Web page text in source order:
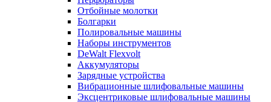
Отбойные молотки
Болгарки
Полировальные машины
Наборы инструментов
DeWalt Flexvolt
Аккумуляторы
Зарядные устройства
Вибрационные шлифовальные машины
Эксцентриковые шлифовальные машины